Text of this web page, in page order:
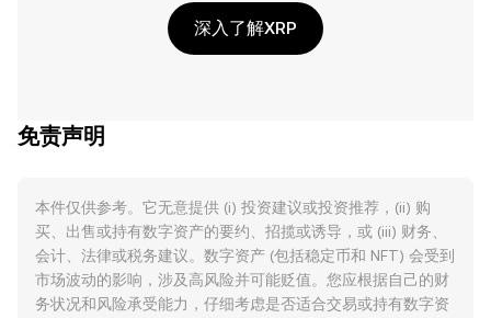
深入了解XRP
免责声明
本件仅供参考。它无意提供 (i) 投资建议或投资推荐，(ii) 购
买、出售或持有数字资产的要约、招揽或诱导，或 (iii) 财务、
会计、法律或税务建议。数字资产 (包括稳定币和 NFT) 会受到
市场波动的影响，涉及高风险并可能贬值。您应根据自己的财
务状况和风险承受能力，仔细考虑是否适合交易或持有数字资